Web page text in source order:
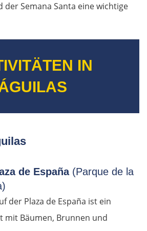
der Semana Santa eine wichtige
IN
de España (Parque de la
der Plaza de España ist ein
mit Bäumen, Brunnen und